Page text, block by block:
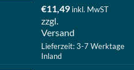
€11,49 inkl. MwST
zzgl.
Versand
Lieferzeit: 3-7 Werktage
Inland